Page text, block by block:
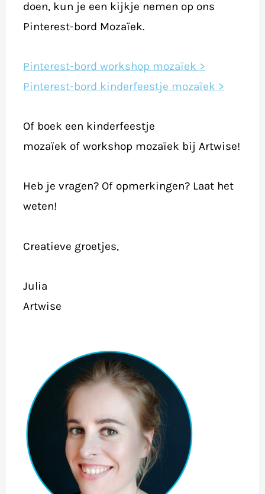
doen, kun je een kijkje nemen op ons
Pinterest-bord Mozaïek.
Pinterest-bord workshop mozaïek >
Pinterest-bord kinderfeestje mozaïek >
Of boek een kinderfeestje
mozaïek of workshop mozaïek bij Artwise!
Heb je vragen? Of opmerkingen? Laat het
weten!
Creatieve groetjes,
Julia
Artwise